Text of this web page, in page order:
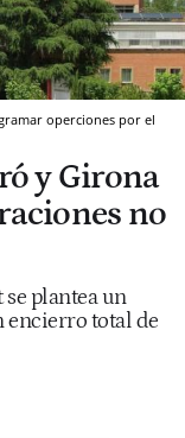
operciones por el
y Girona
no
plantea un
encierro total de